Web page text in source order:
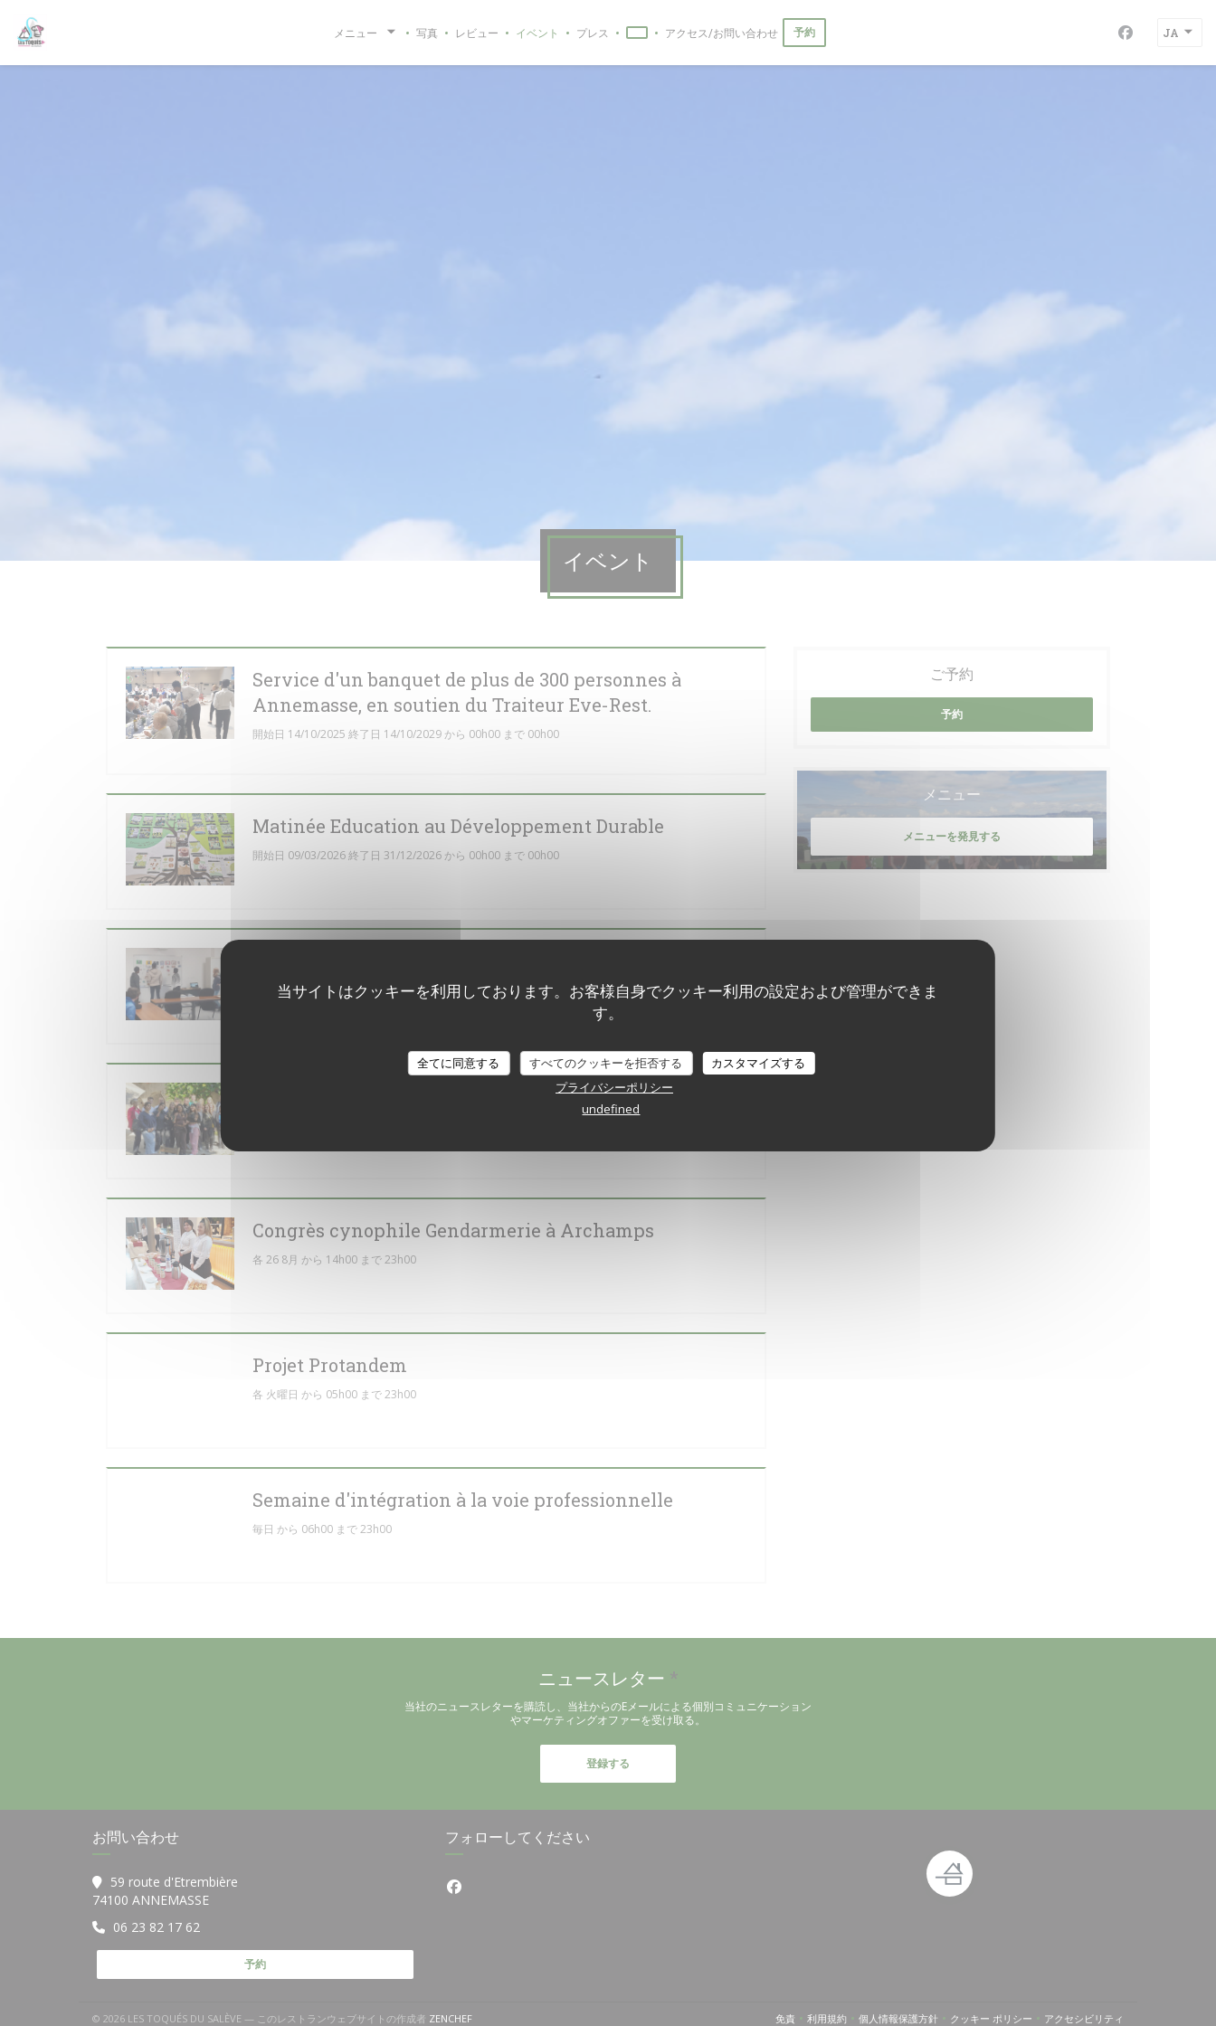
当サイトはクッキーを利用しております。お客様自身でクッキー利用の設定および管理ができま
す。
全てに同意する すべてのクッキーを拒否する
カスタマイズする
プライバシーポリシー
undefined
メニュー 写真 レビュー イベント プレス ((新しいウィンドウで開きます))
アクセス/お問い合わせ 予約 Facebook ((
JA
イベント
開始日 14/10/2025 終了日 14/10/2029 から 00h00 まで 00h00
Service d'un banquet de plus de 300 personnes à
Annemasse, en soutien du Traiteur Eve-Rest.
開始日 09/03/2026 終了日 31/12/2026 から 00h00 まで 00h00
Matinée Education au Développement Durable
開始日 21/10/2024 終了日 22/10/2024 から 05h00 まで 23h00
各 26 8月 から 14h00 まで 23h00
Congrès cynophile Gendarmerie à Archamps
各 火曜日 から 05h00 まで 23h00
Projet Protandem
毎日 から 06h00 まで 23h00
Semaine d'intégration à la voie professionnelle
ご予約
予約
メニュー
メニューを発見する
ニュースレター *
当社のニュースレターを購読し、当社からのEメールによる個別コミュニケーション
やマーケティングオファーを受け取る。
登録する
お問い合わせ
59 route d'Etrembière
74100 ANNEMASSE((新しいウィンドウで開きます))
06 23 82 17 62
予約
フォローしてください
Facebook ((新しいウィンドウで開きます))
© 2026 LES TOQUÉS DU SALÈVE — このレストランウェブサイトの作成者 ZENCHEF((新しいウィンドウで開きます)) 免責 利用規約 個人情報保護方針 クッキー ポリシー アクセシビリティ